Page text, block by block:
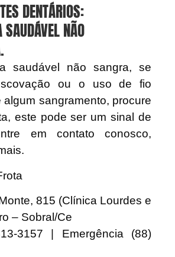
DENTÁRIOS:
SAUDÁVEL NÃO
saudável não sangra, se
ou o uso de fio
algum sangramento, procure
este pode ser um sinal de
em contato conosco,
815 (Clínica Lourdes e
– Sobral/Ce
3157 | Emergência (88)